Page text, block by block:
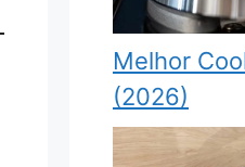
Melhor
(2026)